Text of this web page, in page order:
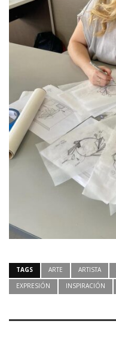
TAGS ARTE ARTISTA
EXPRESIÓN
INSPIRACIÓN